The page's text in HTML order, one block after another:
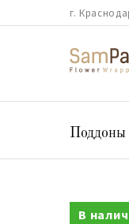
г.
Поддоны
В